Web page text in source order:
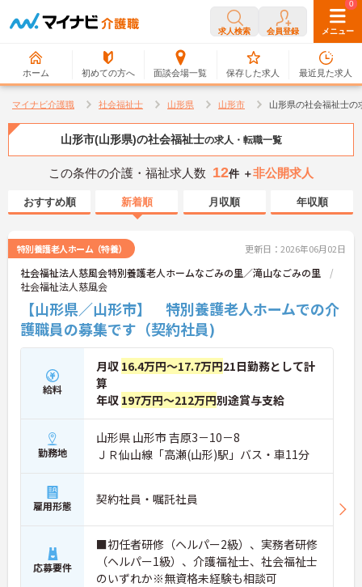
求人検索 会員登録 メニュー
ホーム 初めての方へ 面談会場一覧
0
保存した求人
0
最近見た求人
マイナビ介護職 社会福祉士 山形県 山形市 山形県の社会福祉士の
山形市(山形県)の社会福祉士の求人・転職一覧
この条件の介護・福祉求人数 12件 ＋非公開求人
おすすめ順 新着順 月収順 年収順
特別養護老人ホーム（特養） 更新日：2026年06月02日
社会福祉法人慈風会特別養護老人ホームなごみの里／滝山なごみの里
社会福祉法人慈風会
【山形県／山形市】 特別養護老人ホームでの介
護職員の募集です（契約社員)
給料
月収 16.4万円～17.7万円21日勤務として計
算
年収 197万円～212万円別途賞与支給
勤務地
山形県 山形市 吉原3－10－8
ＪＲ仙山線「高瀬(山形)駅」バス・車11分
雇用形態 契約社員・嘱託社員
応募要件
■初任者研修（ヘルパー2級）、実務者研修
（ヘルパー1級）、介護福祉士、社会福祉士
のいずれか※無資格未経験も相談可